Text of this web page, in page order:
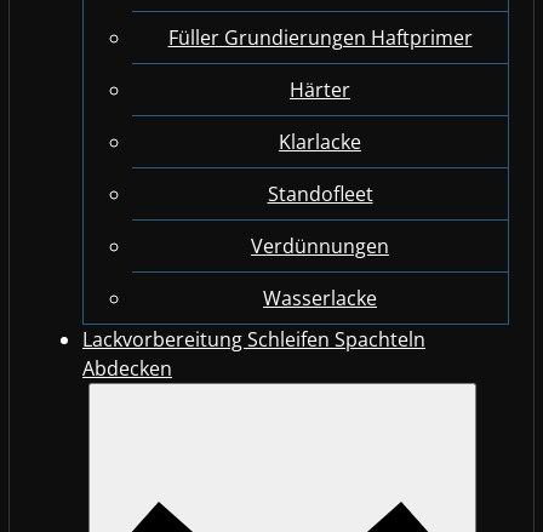
Füller Grundierungen Haftprimer
Härter
Klarlacke
Standofleet
Verdünnungen
Wasserlacke
Lackvorbereitung Schleifen Spachteln
Abdecken